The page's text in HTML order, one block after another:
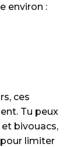
environ :
ces
Tu peux
bivouacs,
limiter